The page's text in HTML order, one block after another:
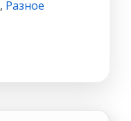
, Разное